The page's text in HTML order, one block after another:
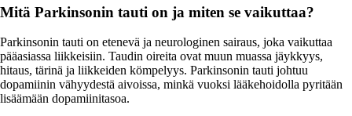
Mitä Parkinsonin tauti on ja miten se vaikuttaa?
Parkinsonin tauti on etenevä ja neurologinen sairaus, joka vaikuttaa
pääasiassa liikkeisiin. Taudin oireita ovat muun muassa jäykkyys,
hitaus, tärinä ja liikkeiden kömpelyys. Parkinsonin tauti johtuu
dopamiinin vähyydestä aivoissa, minkä vuoksi lääkehoidolla pyritään
lisäämään dopamiinitasoa.